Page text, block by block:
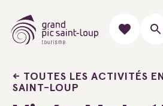
TOUTES LES ACTIVITÉS
SAINT-LOUP